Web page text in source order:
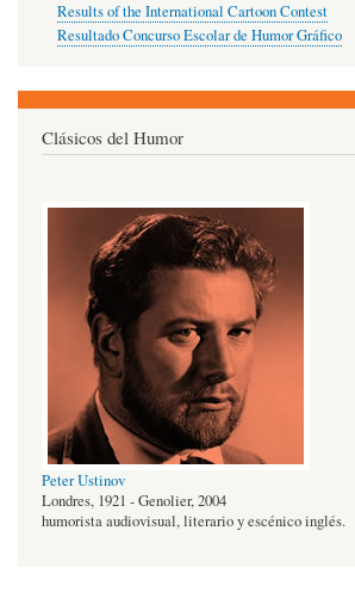
Results of the International Cartoon Contest
Resultado Concurso Escolar de Humor Gráfico
Clásicos del Humor
Peter Ustinov
Londres, 1921 - Genolier, 2004
humorista audiovisual, literario y escénico inglés.